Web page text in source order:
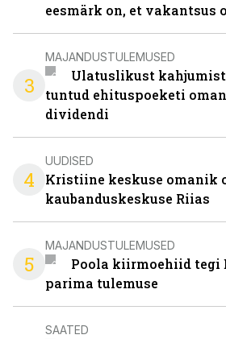
eesmärk on, et vakantsus
3
MAJANDUSTULEMUSED
Ulatuslikust
tuntud ehituspoeketi
dividendi
4
UUDISED
Kristiine keskuse omanik
kaubanduskeskuse Riias
5
MAJANDUSTULEMUSED
Poola kiirmoehiid tegi
parima tulemuse
SAATED